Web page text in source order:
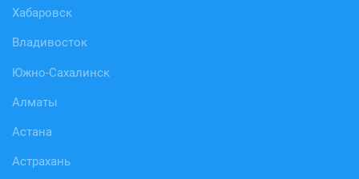
Хабаровск
Владивосток
Южно-Сахалинск
Алматы
Астана
Астрахань